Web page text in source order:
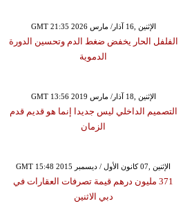
GMT 21:35 2026 الإثنين ,16 آذار/ مارس
الفلفل الحار يخفض ضغط الدم وتحسين الدورة
الدموية
GMT 13:56 2019 الإثنين ,18 آذار/ مارس
التصميم الداخلي ليس جديدا إنما هو قديم قدم
الزمان
GMT 15:48 2015 الإثنين ,07 كانون الأول / ديسمبر
371 مليون درهم قيمة تصرفات العقارات في
دبي الاثنين